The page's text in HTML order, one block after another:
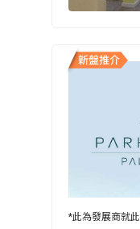
*此為發展商就